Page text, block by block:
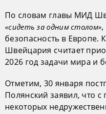
По словам главы МИД
«сидеть за одним столом»
безопасность в Европе.
Швейцария считает
2026 год задачи мира и
Отметим, 30 января
Полянский заявил, что с
некоторых